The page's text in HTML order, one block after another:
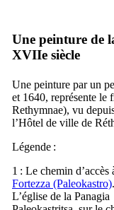
Une peinture de
XVIIe siècle
Une peinture par un
et 1640, représente le
Rethymnae), vu
l’Hôtel de ville de
Légende :
1 : Le chemin d’accès
Fortezza (Paleokastro)
L’église de la Panagia